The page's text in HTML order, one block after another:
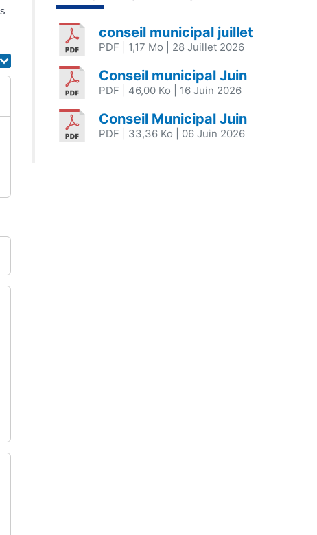
conseil municipal juillet
PDF | 1,17 Mo | 28 Juillet 2026
Conseil municipal Juin
PDF | 46,00 Ko | 16 Juin 2026
Conseil Municipal Juin
PDF | 33,36 Ko | 06 Juin 2026